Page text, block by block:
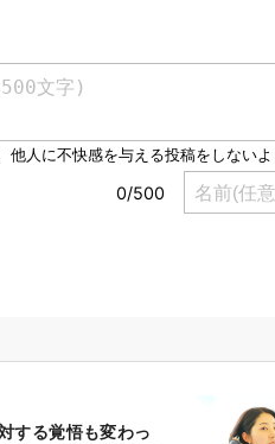
する覚悟も変わっ